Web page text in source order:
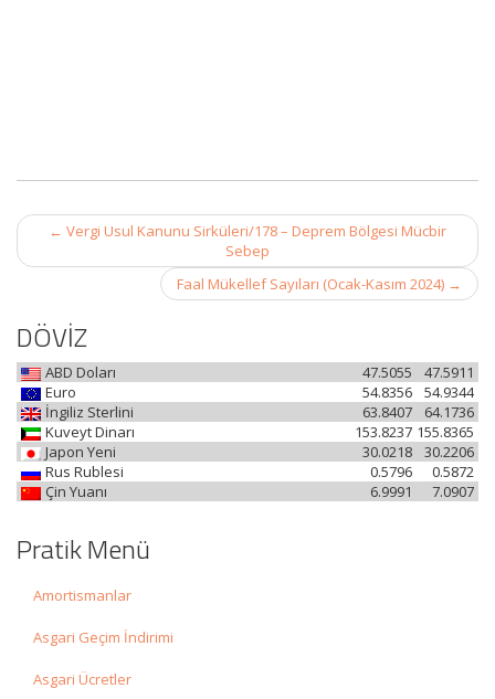
Post
navigation
← Vergi Usul Kanunu Sirküleri/178 – Deprem Bölgesi Mücbir
Sebep
Faal Mükellef Sayıları (Ocak-Kasım 2024) →
DÖVİZ
ABD Doları 47.5911
47.5055
Euro
54.9344
54.8356
İngiliz Sterlini
64.1736
63.8407
Kuveyt Dinarı
155.8365
153.8237
Japon Yeni
30.2206
30.0218
Rus Rublesi
0.5872
0.5796
Çin Yuanı
7.0907
6.9991
Pratik Menü
Amortismanlar
Asgari Geçim İndirimi
Asgari Ücretler